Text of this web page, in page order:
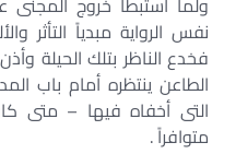
نفس الرواية مبدياً التأثر
فخدع الناظر بتلك الحيلة
الطاعن ينتظره أمام باب
التى أخفاه فيها – متى
متوافراً .